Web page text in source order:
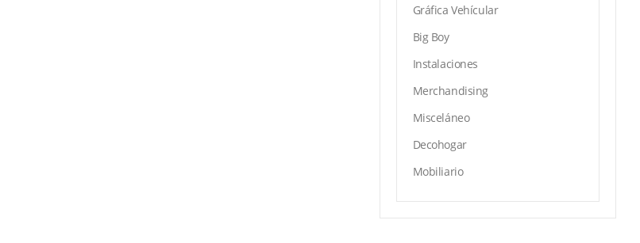
Gráfica Vehícular
Big Boy
Instalaciones
Merchandising
Misceláneo
Decohogar
Mobiliario